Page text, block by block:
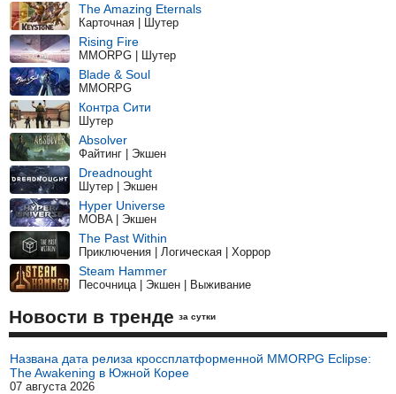
The Amazing Eternals
Карточная | Шутер
Rising Fire
MMORPG | Шутер
Blade & Soul
MMORPG
Контра Сити
Шутер
Absolver
Файтинг | Экшен
Dreadnought
Шутер | Экшен
Hyper Universe
MOBA | Экшен
The Past Within
Приключения | Логическая | Хоррор
Steam Hammer
Песочница | Экшен | Выживание
Новости в тренде за сутки
Названа дата релиза кроссплатформенной MMORPG Eclipse:
The Awakening в Южной Корее
07 августа 2026